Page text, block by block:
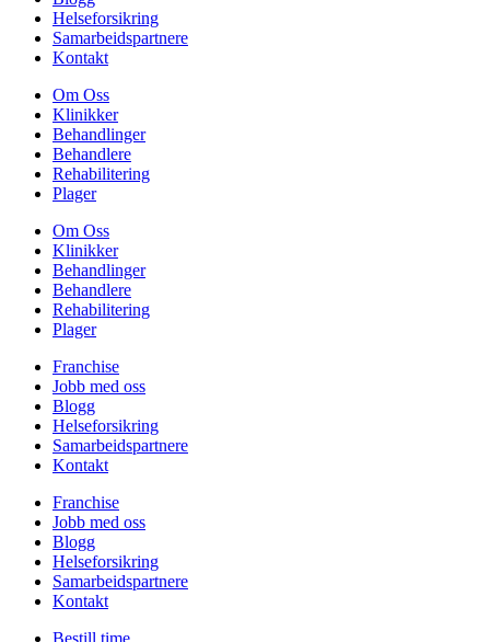
Helseforsikring
Samarbeidspartnere
Kontakt
Om Oss
Klinikker
Behandlinger
Behandlere
Rehabilitering
Plager
Om Oss
Klinikker
Behandlinger
Behandlere
Rehabilitering
Plager
Franchise
Jobb med oss
Blogg
Helseforsikring
Samarbeidspartnere
Kontakt
Franchise
Jobb med oss
Blogg
Helseforsikring
Samarbeidspartnere
Kontakt
Bestill time